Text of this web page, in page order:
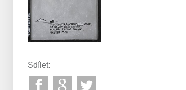
Sdílet: